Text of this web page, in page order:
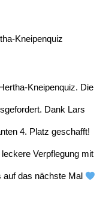
Kneipenquiz
Kneipenquiz. Die
Dank Lars
4. Platz geschafft!
Verpflegung mit
auf das nächste Mal